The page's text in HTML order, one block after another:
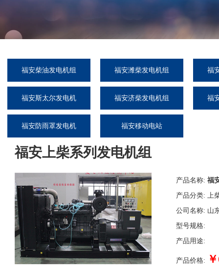
福安柴油发电机组 福安潍柴发电机组 福
福安斯太尔发电机
组
福安济柴发电机组 福
福安防雨罩发电机 福安移动电站
福安上柴系列发电机组
产品名称: 福
产品分类: 上
公司名称: 山
型号规格:
产品用途:
产品价格: